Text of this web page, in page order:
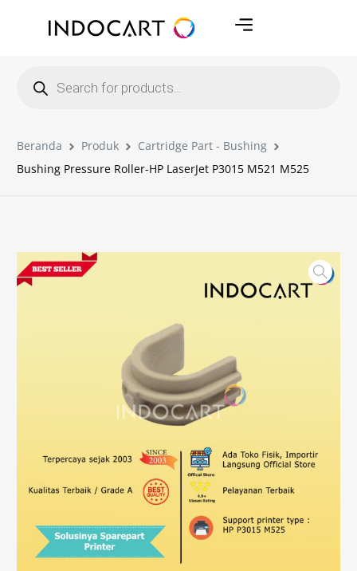
Beranda Produk
Cartridge Part - Bushing
Bushing Pressure Roller-HP LaserJet P3015 M521 M525